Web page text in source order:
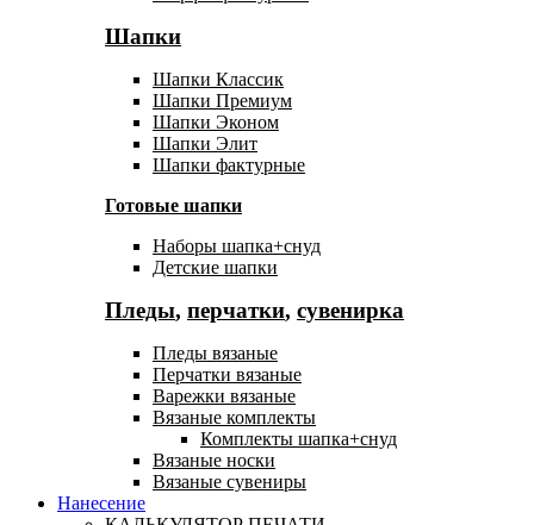
Шапки
Шапки Классик
Шапки Премиум
Шапки Эконом
Шапки Элит
Шапки фактурные
Готовые шапки
Наборы шапка+снуд
Детские шапки
Пледы, перчатки, сувенирка
Пледы вязаные
Перчатки вязаные
Варежки вязаные
Вязаные комплекты
Комплекты шапка+снуд
Вязаные носки
Вязаные сувениры
Нанесение